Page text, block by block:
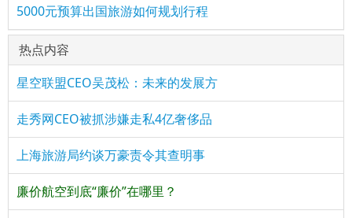
5000元预算出国旅游如何规划行程
热点内容
星空联盟CEO吴茂松：未来的发展方
走秀网CEO被抓涉嫌走私4亿奢侈品
上海旅游局约谈万豪责令其查明事
廉价航空到底“廉价”在哪里？